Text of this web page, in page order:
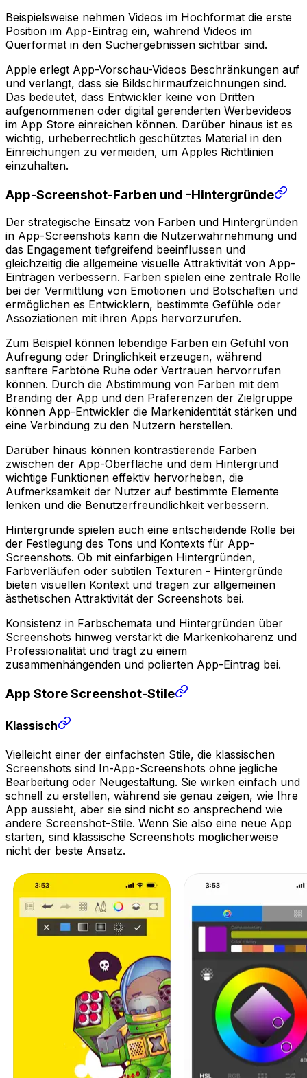
Beispielsweise nehmen Videos im Hochformat die erste
Position im App-Eintrag ein, während Videos im
Querformat in den Suchergebnissen sichtbar sind.
Apple erlegt App-Vorschau-Videos Beschränkungen auf
und verlangt, dass sie Bildschirmaufzeichnungen sind.
Das bedeutet, dass Entwickler keine von Dritten
aufgenommenen oder digital gerenderten Werbevideos
im App Store einreichen können. Darüber hinaus ist es
wichtig, urheberrechtlich geschütztes Material in den
Einreichungen zu vermeiden, um Apples Richtlinien
einzuhalten.
App-Screenshot-Farben und -Hintergründe
Der strategische Einsatz von Farben und Hintergründen
in App-Screenshots kann die Nutzerwahrnehmung und
das Engagement tiefgreifend beeinflussen und
gleichzeitig die allgemeine visuelle Attraktivität von App-
Einträgen verbessern. Farben spielen eine zentrale Rolle
bei der Vermittlung von Emotionen und Botschaften und
ermöglichen es Entwicklern, bestimmte Gefühle oder
Assoziationen mit ihren Apps hervorzurufen.
Zum Beispiel können lebendige Farben ein Gefühl von
Aufregung oder Dringlichkeit erzeugen, während
sanftere Farbtöne Ruhe oder Vertrauen hervorrufen
können. Durch die Abstimmung von Farben mit dem
Branding der App und den Präferenzen der Zielgruppe
können App-Entwickler die Markenidentität stärken und
eine Verbindung zu den Nutzern herstellen.
Darüber hinaus können kontrastierende Farben
zwischen der App-Oberfläche und dem Hintergrund
wichtige Funktionen effektiv hervorheben, die
Aufmerksamkeit der Nutzer auf bestimmte Elemente
lenken und die Benutzerfreundlichkeit verbessern.
Hintergründe spielen auch eine entscheidende Rolle bei
der Festlegung des Tons und Kontexts für App-
Screenshots. Ob mit einfarbigen Hintergründen,
Farbverläufen oder subtilen Texturen - Hintergründe
bieten visuellen Kontext und tragen zur allgemeinen
ästhetischen Attraktivität der Screenshots bei.
Konsistenz in Farbschemata und Hintergründen über
Screenshots hinweg verstärkt die Markenkohärenz und
Professionalität und trägt zu einem
zusammenhängenden und polierten App-Eintrag bei.
App Store Screenshot-Stile
Klassisch
Vielleicht einer der einfachsten Stile, die klassischen
Screenshots sind In-App-Screenshots ohne jegliche
Bearbeitung oder Neugestaltung. Sie wirken einfach und
schnell zu erstellen, während sie genau zeigen, wie Ihre
App aussieht, aber sie sind nicht so ansprechend wie
andere Screenshot-Stile. Wenn Sie also eine neue App
starten, sind klassische Screenshots möglicherweise
nicht der beste Ansatz.